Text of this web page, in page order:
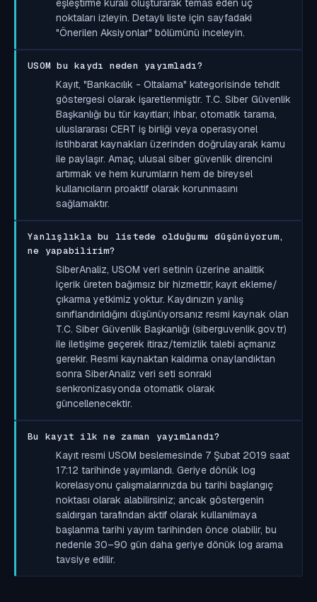
noktaları izleyin. Detaylı liste için sayfadaki
"Önerilen Aksiyonlar" bölümünü inceleyin.
USOM bu kaydı neden yayımladı?
Kayıt, "Bankacılık - Oltalama" kategorisinde tehdit
göstergesi olarak işaretlenmiştir. T.C. Siber Güvenlik
Başkanlığı bu tür kayıtları; ihbar, otomatik tarama,
uluslararası CERT iş birliği veya operasyonel
istihbarat kaynakları üzerinden doğrulayarak kamu
ile paylaşır. Amaç, ulusal siber güvenlik direncini
artırmak ve hem kurumların hem de bireysel
kullanıcıların proaktif olarak korunmasını
sağlamaktır.
Yanlışlıkla bu listede olduğumu düşünüyorum,
ne yapabilirim?
SiberAnaliz, USOM veri setinin üzerine analitik
içerik üreten bağımsız bir hizmettir; kayıt ekleme/
çıkarma yetkimiz yoktur. Kaydınızın yanlış
sınıflandırıldığını düşünüyorsanız resmi kaynak olan
T.C. Siber Güvenlik Başkanlığı (siberguvenlik.gov.tr)
ile iletişime geçerek itiraz/temizlik talebi açmanız
gerekir. Resmi kaynaktan kaldırma onaylandıktan
sonra SiberAnaliz veri seti sonraki
senkronizasyonda otomatik olarak
güncellenecektir.
Bu kayıt ilk ne zaman yayımlandı?
Kayıt resmi USOM beslemesinde 7 Şubat 2019 saat
17:12 tarihinde yayımlandı. Geriye dönük log
korelasyonu çalışmalarınızda bu tarihi başlangıç
noktası olarak alabilirsiniz; ancak göstergenin
saldırgan tarafından aktif olarak kullanılmaya
başlanma tarihi yayım tarihinden önce olabilir, bu
nedenle 30–90 gün daha geriye dönük log arama
tavsiye edilir.